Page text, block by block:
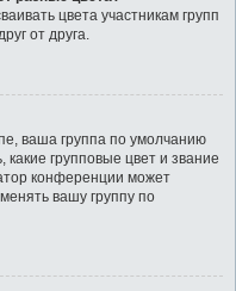
цвета участникам групп
от друга.
ваша группа по умолчанию
какие групповые цвет и звание
конференции может
вашу группу по